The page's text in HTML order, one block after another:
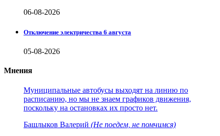
06-08-2026
Отключение электричества 6 августа
05-08-2026
Мнения
Муниципальные автобусы выходят на линию по
расписанию, но мы не знаем графиков движения,
поскольку на остановках их просто нет.
Башлыков Валерий (Не поедем, не помчимся)